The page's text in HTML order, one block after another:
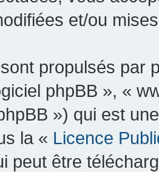
et/ou
propulsés par
phpBB », «
») qui est
la « Licence
peut être